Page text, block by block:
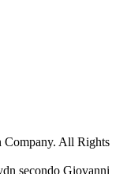
All Rights
secondo Giovanni